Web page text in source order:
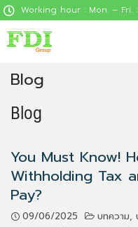
Working hour : Mon. – Fri.
Blog
Blog
You Must Know!
Withholding Tax
Pay?
09/06/2025 บทความ,